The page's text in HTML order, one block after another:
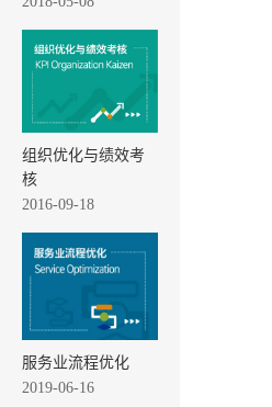
组织优化与绩效考
核
2016-09-18
服务业流程优化
2019-06-16